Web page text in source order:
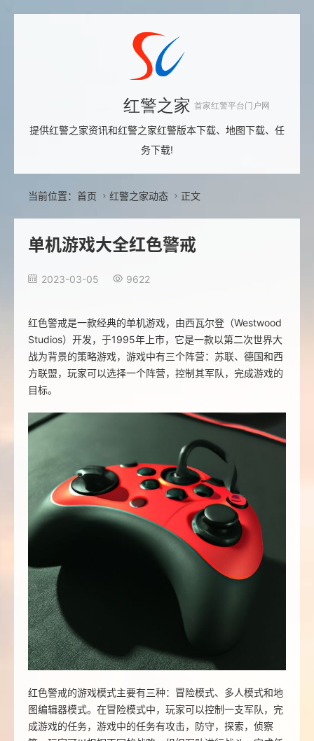
红警之家 首家红警平台门户网
提供红警之家资讯和红警之家红警版本下载、地图下载、任
务下载!
当前位置： 首页  红警之家动态  正文
单机游戏大全红色警戒
 2023-03-05  9622
红色警戒是一款经典的单机游戏，由西瓦尔登（Westwood
Studios）开发，于1995年上市，它是一款以第二次世界大
战为背景的策略游戏，游戏中有三个阵营：苏联、德国和西
方联盟，玩家可以选择一个阵营，控制其军队，完成游戏的
目标。
红色警戒的游戏模式主要有三种：冒险模式、多人模式和地
图编辑器模式。在冒险模式中，玩家可以控制一支军队，完
成游戏的任务，游戏中的任务有攻击，防守，探索，侦察